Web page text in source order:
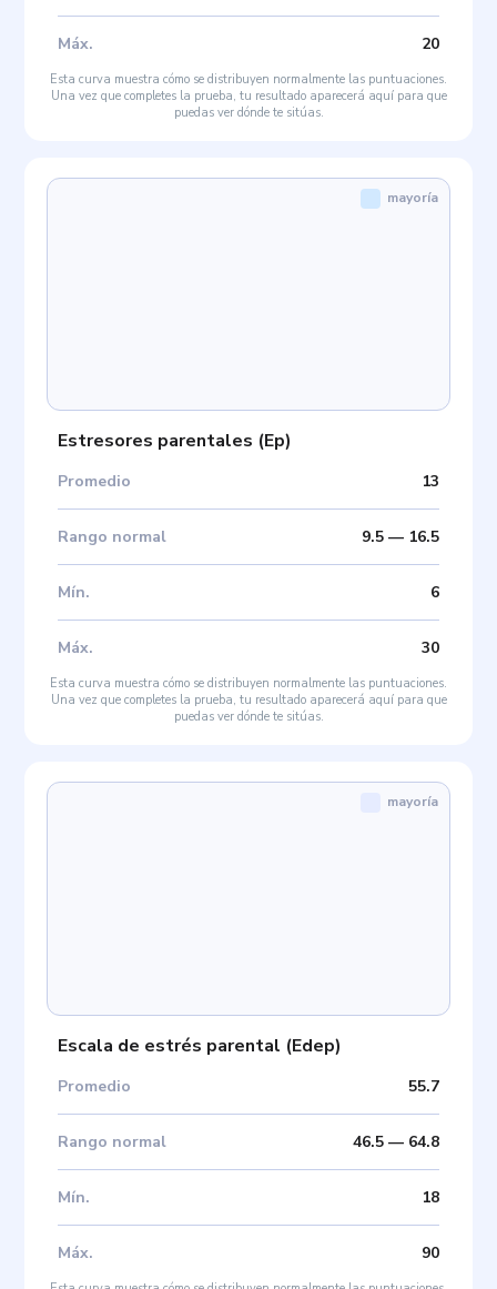
Máx. 20
Esta curva muestra cómo se distribuyen normalmente las puntuaciones.
Una vez que completes la prueba, tu resultado aparecerá aquí para que
puedas ver dónde te sitúas.
Estresores parentales (Ep)
Promedio 13
Rango normal 9.5— 16.5
Mín. 6
Máx. 30
mayoría
Esta curva muestra cómo se distribuyen normalmente las puntuaciones.
Una vez que completes la prueba, tu resultado aparecerá aquí para que
puedas ver dónde te sitúas.
Escala de estrés parental (Edep)
Promedio 55.7
Rango normal 46.5— 64.8
Mín. 18
Máx. 90
mayoría